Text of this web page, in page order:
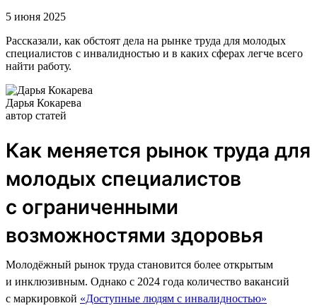
5 июня 2025
Рассказали, как обстоят дела на рынке труда для молодых
специалистов с инвалидностью и в каких сферах легче всего
найти работу.
Дарья Кокарева
автор статей
Как меняется рынок труда для
молодых специалистов
с ограниченными
возможностями здоровья
Молодёжный рынок труда становится более открытым
и инклюзивным. Однако с 2024 года количество вакансий
с маркировкой «Доступные людям с инвалидностью»